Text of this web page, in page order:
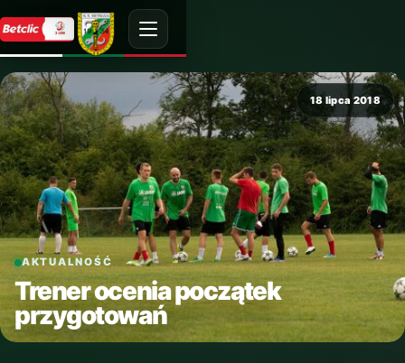
18 lipca 2018
AKTUALNOŚĆ
Trener ocenia początek
przygotowań